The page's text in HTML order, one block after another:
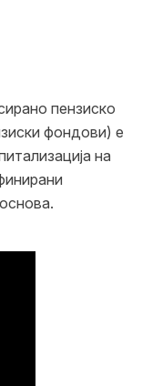
пензиско
фондови) е
на